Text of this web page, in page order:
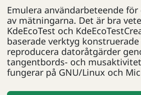
Emulera användarbeteende
av mätningarna. Det är bra
KdeEcoTest och
baserade verktyg
reproducera datoråtgärder
tangentbords- och
fungerar på GNU/Linux och